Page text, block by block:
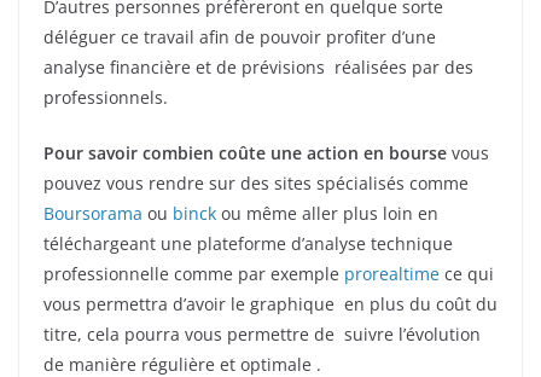
D’autres personnes préfèreront en quelque sorte
déléguer ce travail afin de pouvoir profiter d’une
analyse financière et de prévisions réalisées par des
professionnels.
Pour savoir combien coûte une action en bourse vous
pouvez vous rendre sur des sites spécialisés comme
Boursorama ou binck ou même aller plus loin en
téléchargeant une plateforme d’analyse technique
professionnelle comme par exemple prorealtime ce qui
vous permettra d’avoir le graphique en plus du coût du
titre, cela pourra vous permettre de suivre l’évolution
de manière régulière et optimale .